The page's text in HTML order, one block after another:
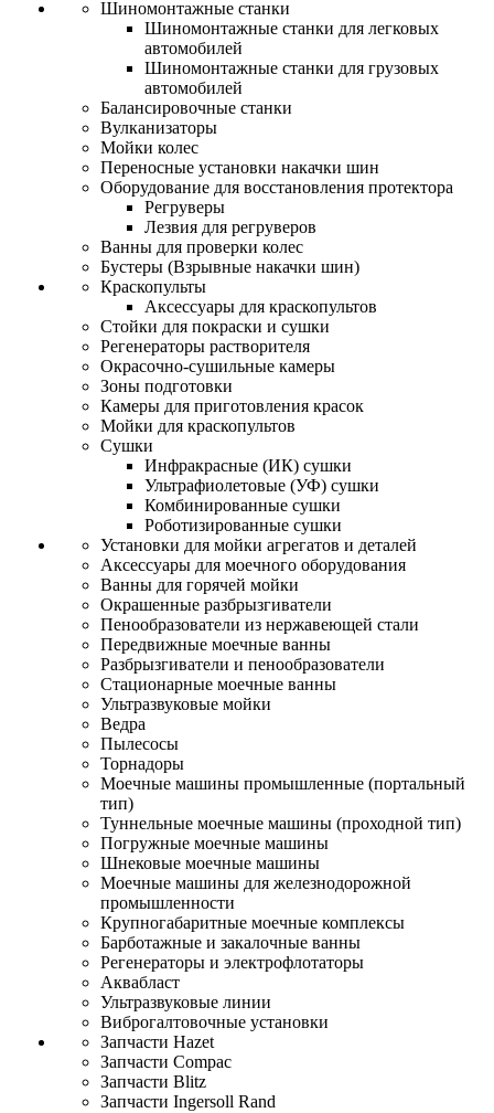
Шиномонтажные станки
Шиномонтажные станки для легковых
автомобилей
Шиномонтажные станки для грузовых
автомобилей
Балансировочные станки
Вулканизаторы
Мойки колес
Переносные установки накачки шин
Оборудование для восстановления протектора
Регруверы
Лезвия для регруверов
Ванны для проверки колес
Бустеры (Взрывные накачки шин)
Краскопульты
Аксессуары для краскопультов
Стойки для покраски и сушки
Регенераторы растворителя
Окрасочно-сушильные камеры
Зоны подготовки
Камеры для приготовления красок
Мойки для краскопультов
Сушки
Инфракрасные (ИК) сушки
Ультрафиолетовые (УФ) сушки
Комбинированные сушки
Роботизированные сушки
Установки для мойки агрегатов и деталей
Аксессуары для моечного оборудования
Ванны для горячей мойки
Окрашенные разбрызгиватели
Пенообразователи из нержавеющей стали
Передвижные моечные ванны
Разбрызгиватели и пенообразователи
Стационарные моечные ванны
Ультразвуковые мойки
Ведра
Пылесосы
Торнадоры
Моечные машины промышленные (портальный
тип)
Туннельные моечные машины (проходной тип)
Погружные моечные машины
Шнековые моечные машины
Моечные машины для железнодорожной
промышленности
Крупногабаритные моечные комплексы
Барботажные и закалочные ванны
Регенераторы и электрофлотаторы
Аквабласт
Ультразвуковые линии
Виброгалтовочные установки
Запчасти Hazet
Запчасти Compac
Запчасти Blitz
Запчасти Ingersoll Rand